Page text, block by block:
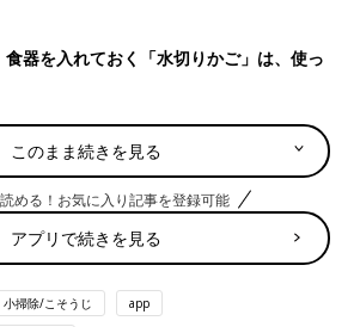
器を入れておく「水切りかご」は、使っ
を乾燥
ます。鍋などの大物、食洗機で洗えないも
す」（まめ）
このまま続きを見る
める！お気に入り記事を登録可能
アプリで続きを見る
小掃除/こそうじ app